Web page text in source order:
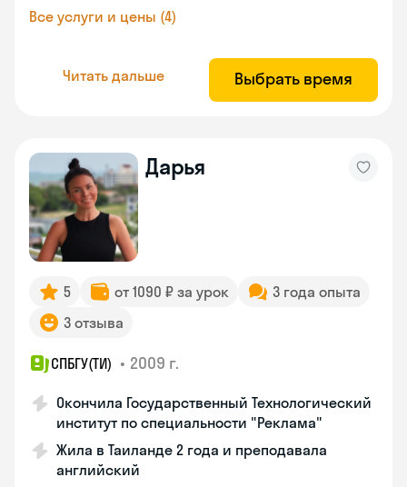
Все услуги и цены (4)
Читать дальше Выбрать время
Дарья
5 от 1090 ₽ за урок
3 года опыта
3 отзыва
СПБГУ(ТИ) • 2009 г.
Окончила Государственный Технологический
институт по специальности "Реклама"
Жила в Таиланде 2 года и преподавала
английский